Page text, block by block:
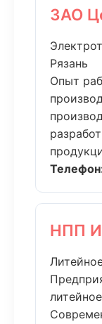
ЗАО
Рязань
Опыт
НПП